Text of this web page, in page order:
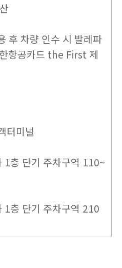
후 차량 인수 시 발레파
항공카드 the First 제
터미널
1층 단기 주차구역 110~
1층 단기 주차구역 210